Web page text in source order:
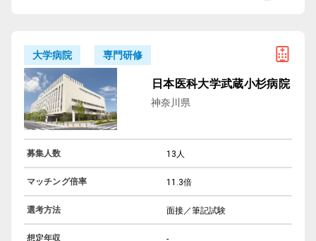
大学病院 専門研修
日本医科大学武蔵小杉病院
神奈川県
募集人数 13人
マッチング倍率 11.3倍
選考方法 面接／筆記試験
想定年収 -